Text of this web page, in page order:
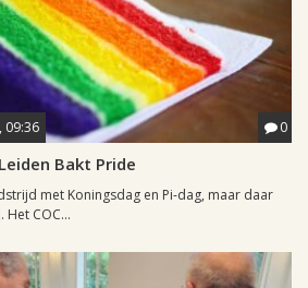
09:36 0
Bakt Pride
met Koningsdag en Pi-dag, maar daar
COC...